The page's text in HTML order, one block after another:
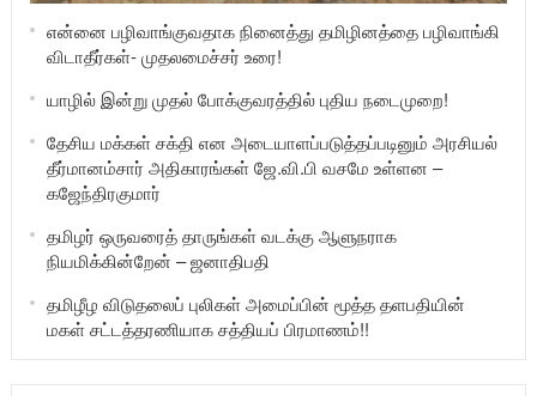
என்னை பழிவாங்குவதாக நினைத்து தமிழினத்தை பழிவாங்கி
விடாதீர்கள்- முதலமைச்சர் உரை!
யாழில் இன்று முதல் போக்குவரத்தில் புதிய நடைமுறை!
தேசிய மக்கள் சக்தி என அடையாளப்படுத்தப்படினும் அரசியல்
தீர்மானம்சார் அதிகாரங்கள் ஜே.வி.பி வசமே உள்ளன –
கஜேந்திரகுமார்
தமிழர் ஒருவரைத் தாருங்கள் வடக்கு ஆளுநராக
நியமிக்கின்றேன் – ஜனாதிபதி
தமிழீழ விடுதலைப் புலிகள் அமைப்பின் மூத்த தளபதியின்
மகள் சட்டத்தரணியாக சத்தியப் பிரமாணம்!!